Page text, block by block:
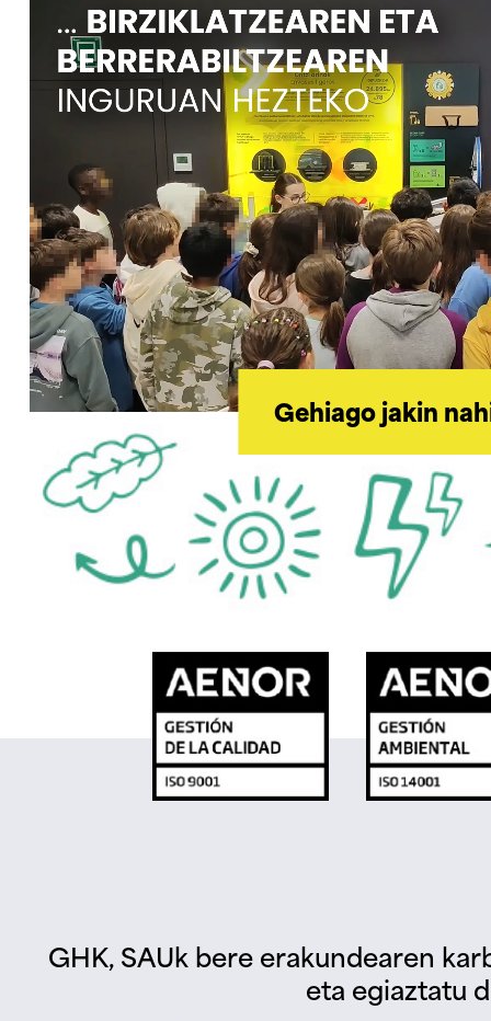
Gehiago jakin
GHK, SAUk bere erakundearen
eta egiaztatu